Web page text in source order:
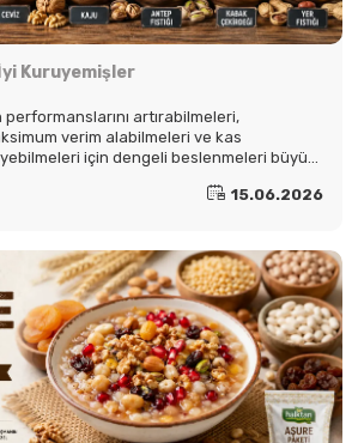
Kuruyemişler
artırabilmeleri,
verim alabilmeleri ve kas
için dengeli beslenmeleri büyük
15.06.2026